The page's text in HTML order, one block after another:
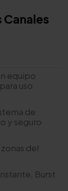
equipo
uso
de
y seguro
del
Burst